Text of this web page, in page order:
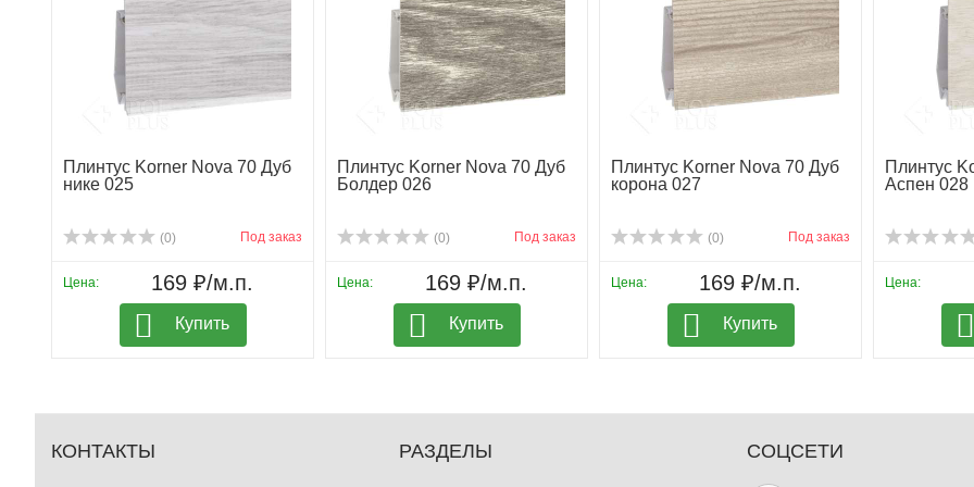
Плинтус Korner Nova 70 Дуб
нике 025
(0) Под заказ
Цена: 169 ₽/м.п.
Купить
Плинтус Korner Nova 70 Дуб
Болдер 026
(0) Под заказ
Цена: 169 ₽/м.п.
Купить
Плинтус Korner Nova 70 Дуб
корона 027
(0) Под заказ
Цена: 169 ₽/м.п.
Купить
Плинтус
Аспен 028
Цена:
КОНТАКТЫ РАЗДЕЛЫ СОЦСЕТИ